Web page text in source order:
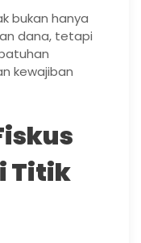
bukan hanya
dana, tetapi
kewajiban
Titik